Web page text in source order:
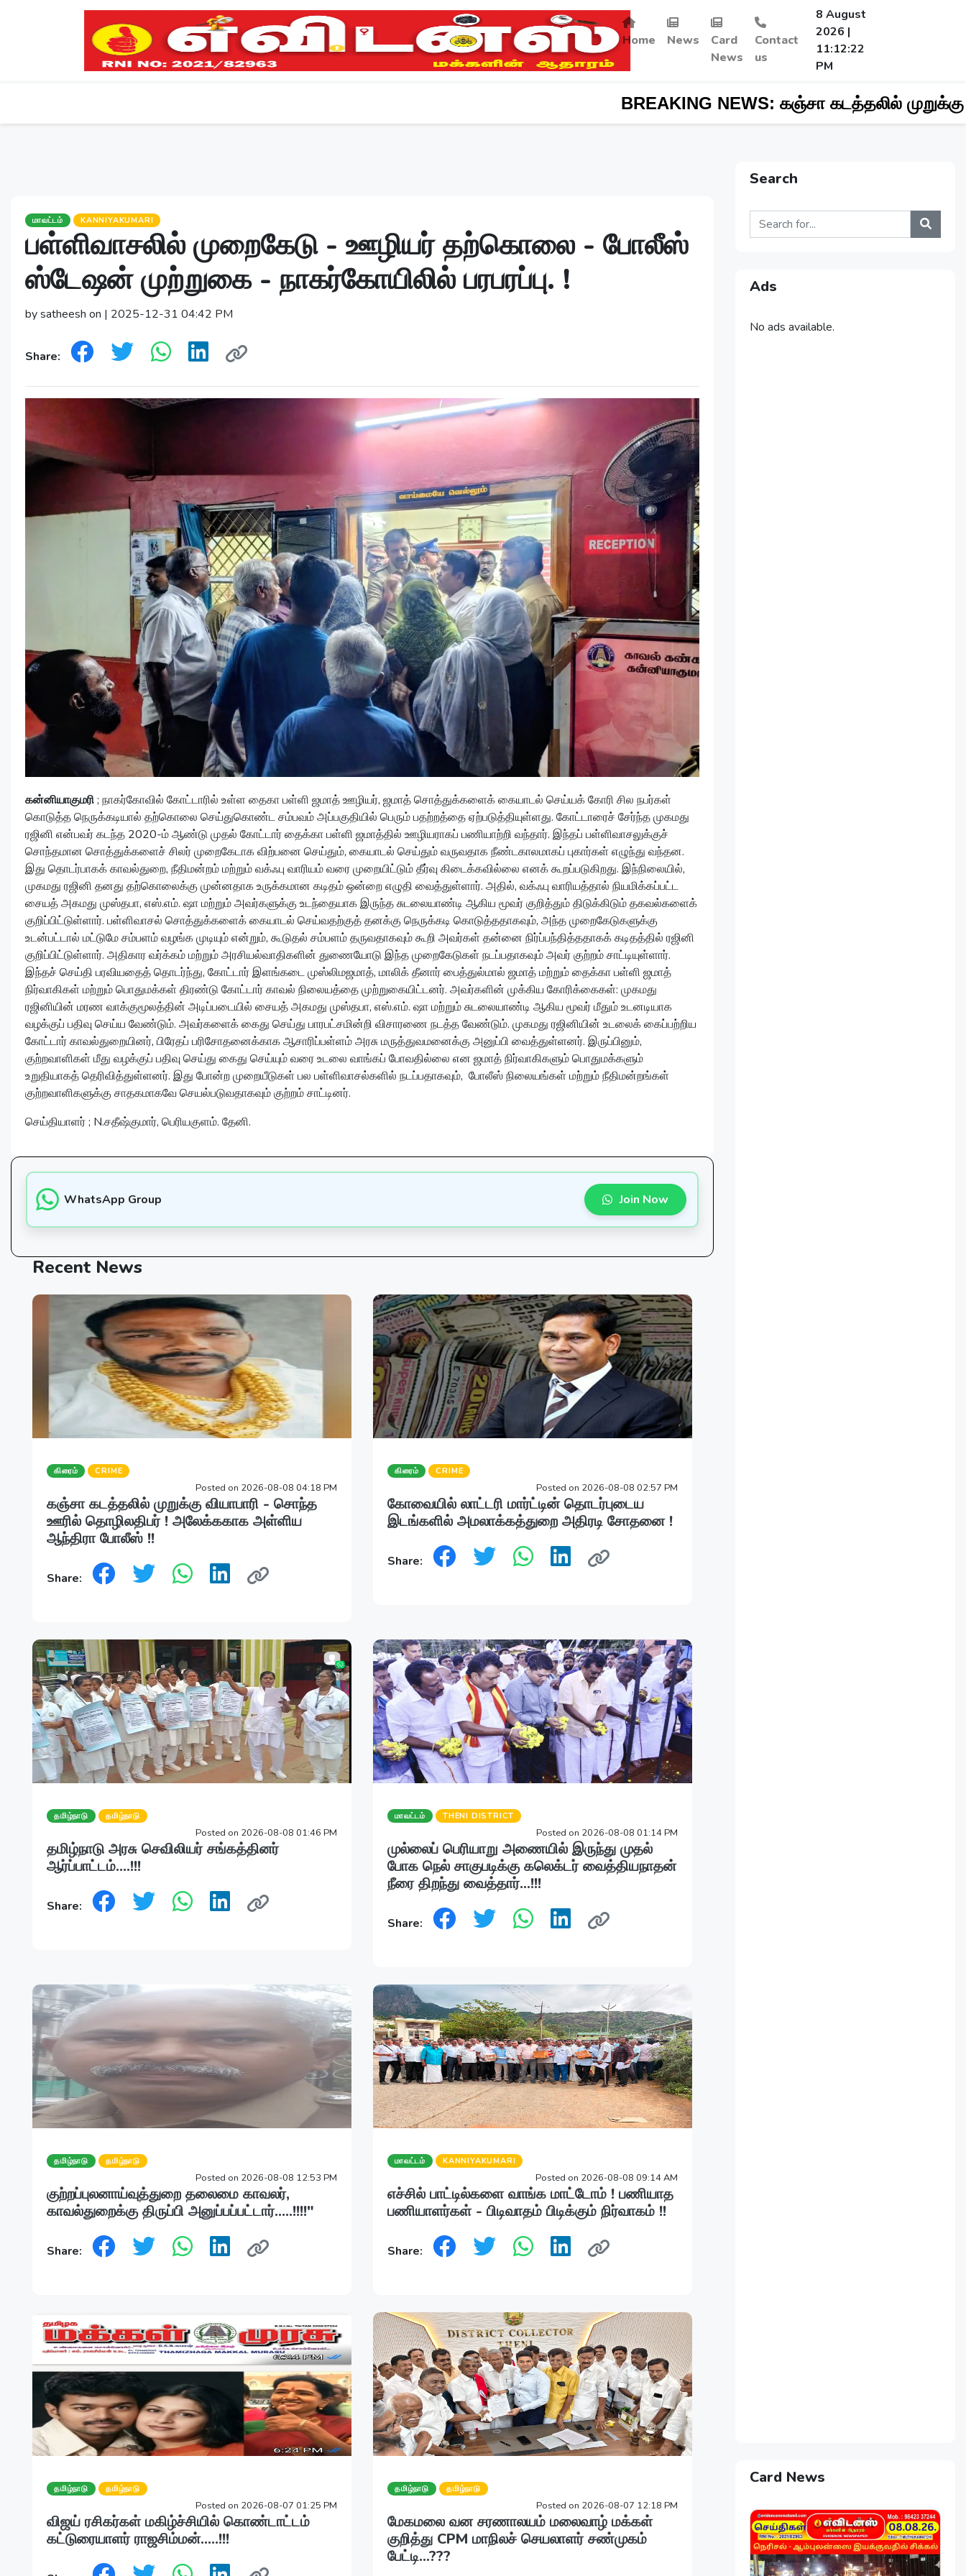
Home News
Card
News
Contact
us
8 August
2026 |
11:12:23
PM
BREAKING NEWS:கஞ்சா கடத்தலில் முறுக்கு வியாபாரி
மாவட்டம் KANNIYAKUMARI
பள்ளிவாசலில் முறைகேடு - ஊழியர் தற்கொலை - போலீஸ்
ஸ்டேஷன் முற்றுகை - நாகர்கோயிலில் பரபரப்பு. !
by satheesh on | 2025-12-31 04:42 PM
Share:
கன்னியாகுமரி; நாகர்கோவில் கோட்டாரில் உள்ள தைகா பள்ளி ஜமாத் ஊழியர், ஜமாத் சொத்துக்களைக் கையாடல் செய்யக் கோரி சில நபர்கள்
கொடுத்த நெருக்கடியால் தற்கொலை செய்துகொண்ட சம்பவம் அப்பகுதியில் பெரும் பதற்றத்தை ஏற்படுத்தியுள்ளது. கோட்டாரைச் சேர்ந்த முகமது
ரஜினி என்பவர் கடந்த 2020-ம் ஆண்டு முதல் கோட்டார் தைக்கா பள்ளி ஜமாத்தில் ஊழியராகப் பணியாற்றி வந்தார். இந்தப் பள்ளிவாசலுக்குச்
சொந்தமான சொத்துக்களைச் சிலர் முறைகேடாக விற்பனை செய்தும், கையாடல் செய்தும் வருவதாக நீண்டகாலமாகப் புகார்கள் எழுந்து வந்தன.
இது தொடர்பாகக் காவல்துறை, நீதிமன்றம் மற்றும் வக்ஃபு வாரியம் வரை முறையிட்டும் தீர்வு கிடைக்கவில்லை எனக் கூறப்படுகிறது. இந்நிலையில்,
முகமது ரஜினி தனது தற்கொலைக்கு முன்னதாக உருக்கமான கடிதம் ஒன்றை எழுதி வைத்துள்ளார். அதில், வக்ஃபு வாரியத்தால் நியமிக்கப்பட்ட
சையத் அகமது முஸ்தபா, எஸ்.எம். ஷா மற்றும் அவர்களுக்கு உடந்தையாக இருந்த சுடலையாண்டி ஆகிய மூவர் குறித்தும் திடுக்கிடும் தகவல்களைக்
குறிப்பிட்டுள்ளார். பள்ளிவாசல் சொத்துக்களைக் கையாடல் செய்வதற்குத் தனக்கு நெருக்கடி கொடுத்ததாகவும், அந்த முறைகேடுகளுக்கு
உடன்பட்டால் மட்டுமே சம்பளம் வழங்க முடியும் என்றும், கூடுதல் சம்பளம் தருவதாகவும் கூறி அவர்கள் தன்னை நிர்ப்பந்தித்ததாகக் கடிதத்தில் ரஜினி
குறிப்பிட்டுள்ளார். அதிகார வர்க்கம் மற்றும் அரசியல்வாதிகளின் துணையோடு இந்த முறைகேடுகள் நடப்பதாகவும் அவர் குற்றம் சாட்டியுள்ளார்.
இந்தச் செய்தி பரவியதைத் தொடர்ந்து, கோட்டார் இளங்கடை முஸ்லிமஜமாத், மாலிக் தீனார் பைத்துல்மால் ஜமாத் மற்றும் தைக்கா பள்ளி ஜமாத்
நிர்வாகிகள் மற்றும் பொதுமக்கள் திரண்டு கோட்டார் காவல் நிலையத்தை முற்றுகையிட்டனர். அவர்களின் முக்கிய கோரிக்கைகள்: முகமது
ரஜினியின் மரண வாக்குமூலத்தின் அடிப்படையில் சையத் அகமது முஸ்தபா, எஸ்.எம். ஷா மற்றும் சுடலையாண்டி ஆகிய மூவர் மீதும் உடனடியாக
வழக்குப் பதிவு செய்ய வேண்டும். அவர்களைக் கைது செய்து பாரபட்சமின்றி விசாரணை நடத்த வேண்டும். முகமது ரஜினியின் உடலைக் கைப்பற்றிய
கோட்டார் காவல்துறையினர், பிரேதப் பரிசோதனைக்காக ஆசாரிப்பள்ளம் அரசு மருத்துவமனைக்கு அனுப்பி வைத்துள்ளனர். இருப்பினும்,
குற்றவாளிகள் மீது வழக்குப் பதிவு செய்து கைது செய்யும் வரை உடலை வாங்கப் போவதில்லை என ஜமாத் நிர்வாகிகளும் பொதுமக்களும்
உறுதியாகத் தெரிவித்துள்ளனர். இது போன்ற முறையீடுகள் பல பள்ளிவாசல்களில் நடப்பதாகவும், போலீஸ் நிலையங்கள் மற்றும் நீதிமன்றங்கள்
குற்றவாளிகளுக்கு சாதகமாகவே செயல்படுவதாகவும் குற்றம் சாட்டினர்.
செய்தியாளர் ; N.சதீஷ்குமார், பெரியகுளம். தேனி.
WhatsApp Group Join Now
Recent News
கிரைம் CRIME
Posted on 2026-08-08 04:18 PM
கஞ்சா கடத்தலில் முறுக்கு வியாபாரி - சொந்த
ஊரில் தொழிலதிபர் ! அலேக்ககாக அள்ளிய
ஆந்திரா போலீஸ் !!
Share:
கிரைம் CRIME
Posted on 2026-08-08 02:57 PM
கோவையில் லாட்டரி மார்ட்டின் தொடர்புடைய
இடங்களில் அமலாக்கத்துறை அதிரடி சோதனை !
Share:
தமிழ்நாடு தமிழ்நாடு
Posted on 2026-08-08 01:46 PM
தமிழ்நாடு அரசு செவிலியர் சங்கத்தினர்
ஆர்ப்பாட்டம்....!!!
Share:
மாவட்டம் THENI DISTRICT
Posted on 2026-08-08 01:14 PM
முல்லைப் பெரியாறு அணையில் இருந்து முதல்
போக நெல் சாகுபடிக்கு கலெக்டர் வைத்தியநாதன்
நீரை திறந்து வைத்தார்...!!!
Share:
தமிழ்நாடு தமிழ்நாடு
Posted on 2026-08-08 12:53 PM
குற்றப்புலனாய்வுத்துறை தலைமை காவலர்,
காவல்துறைக்கு திருப்பி அனுப்பப்பட்டார்.....!!!!"
Share:
மாவட்டம் KANNIYAKUMARI
Posted on 2026-08-08 09:14 AM
எச்சில் பாட்டில்களை வாங்க மாட்டோம் ! பணியாத
பணியாளர்கள் - பிடிவாதம் பிடிக்கும் நிர்வாகம் !!
Share:
தமிழ்நாடு தமிழ்நாடு
Posted on 2026-08-07 01:25 PM
விஜய் ரசிகர்கள் மகிழ்ச்சியில் கொண்டாட்டம்
கட்டுரையாளர் ராஜசிம்மன்.....!!!
தமிழ்நாடு தமிழ்நாடு
Posted on 2026-08-07 12:18 PM
மேகமலை வன சரணாலயம் மலைவாழ் மக்கள்
குறித்து CPM மாநிலச் செயலாளர் சண்முகம்
பேட்டி...???
Search
Ads
No ads available.
Card News